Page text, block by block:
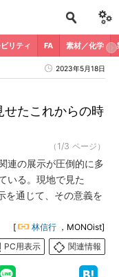
リティ FA 素材／化学
2023年5月18日
たこれからの時
（1/3 ページ）
連の展示が圧倒的に多
いる。現地で見た
を通じて、その意義を
[ 林信行 ，MONOist]
PC用表示
関連情報